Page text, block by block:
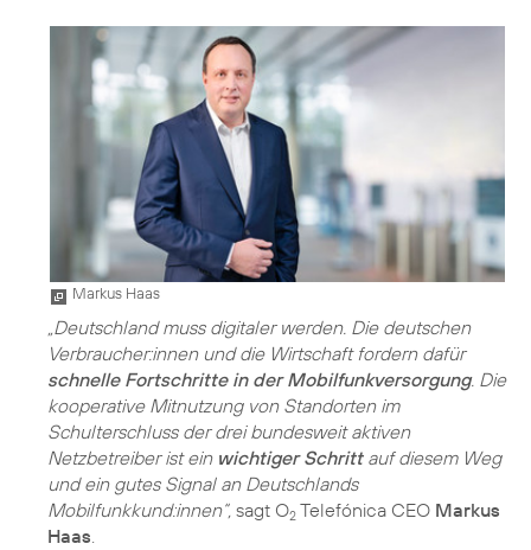
Markus Haas
„Deutschland muss digitaler werden. Die deutschen
Verbraucher:innen und die Wirtschaft fordern dafür
schnelle Fortschritte in der Mobilfunkversorgung. Die
kooperative Mitnutzung von Standorten im
Schulterschluss der drei bundesweit aktiven
Netzbetreiber ist ein wichtiger Schrittauf diesem Weg
und ein gutes Signal an Deutschlands
Mobilfunkkund:innen“, sagt O2 Telefónica CEO Markus
Haas.